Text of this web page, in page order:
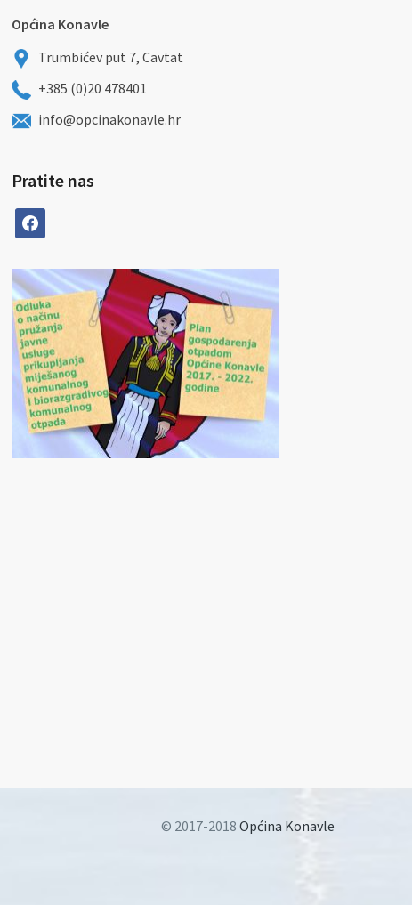
Općina Konavle
Trumbićev put 7, Cavtat
+385 (0)20 478401
info@opcinakonavle.hr
Pratite nas
facebook
© 2017-2018 Općina Konavle